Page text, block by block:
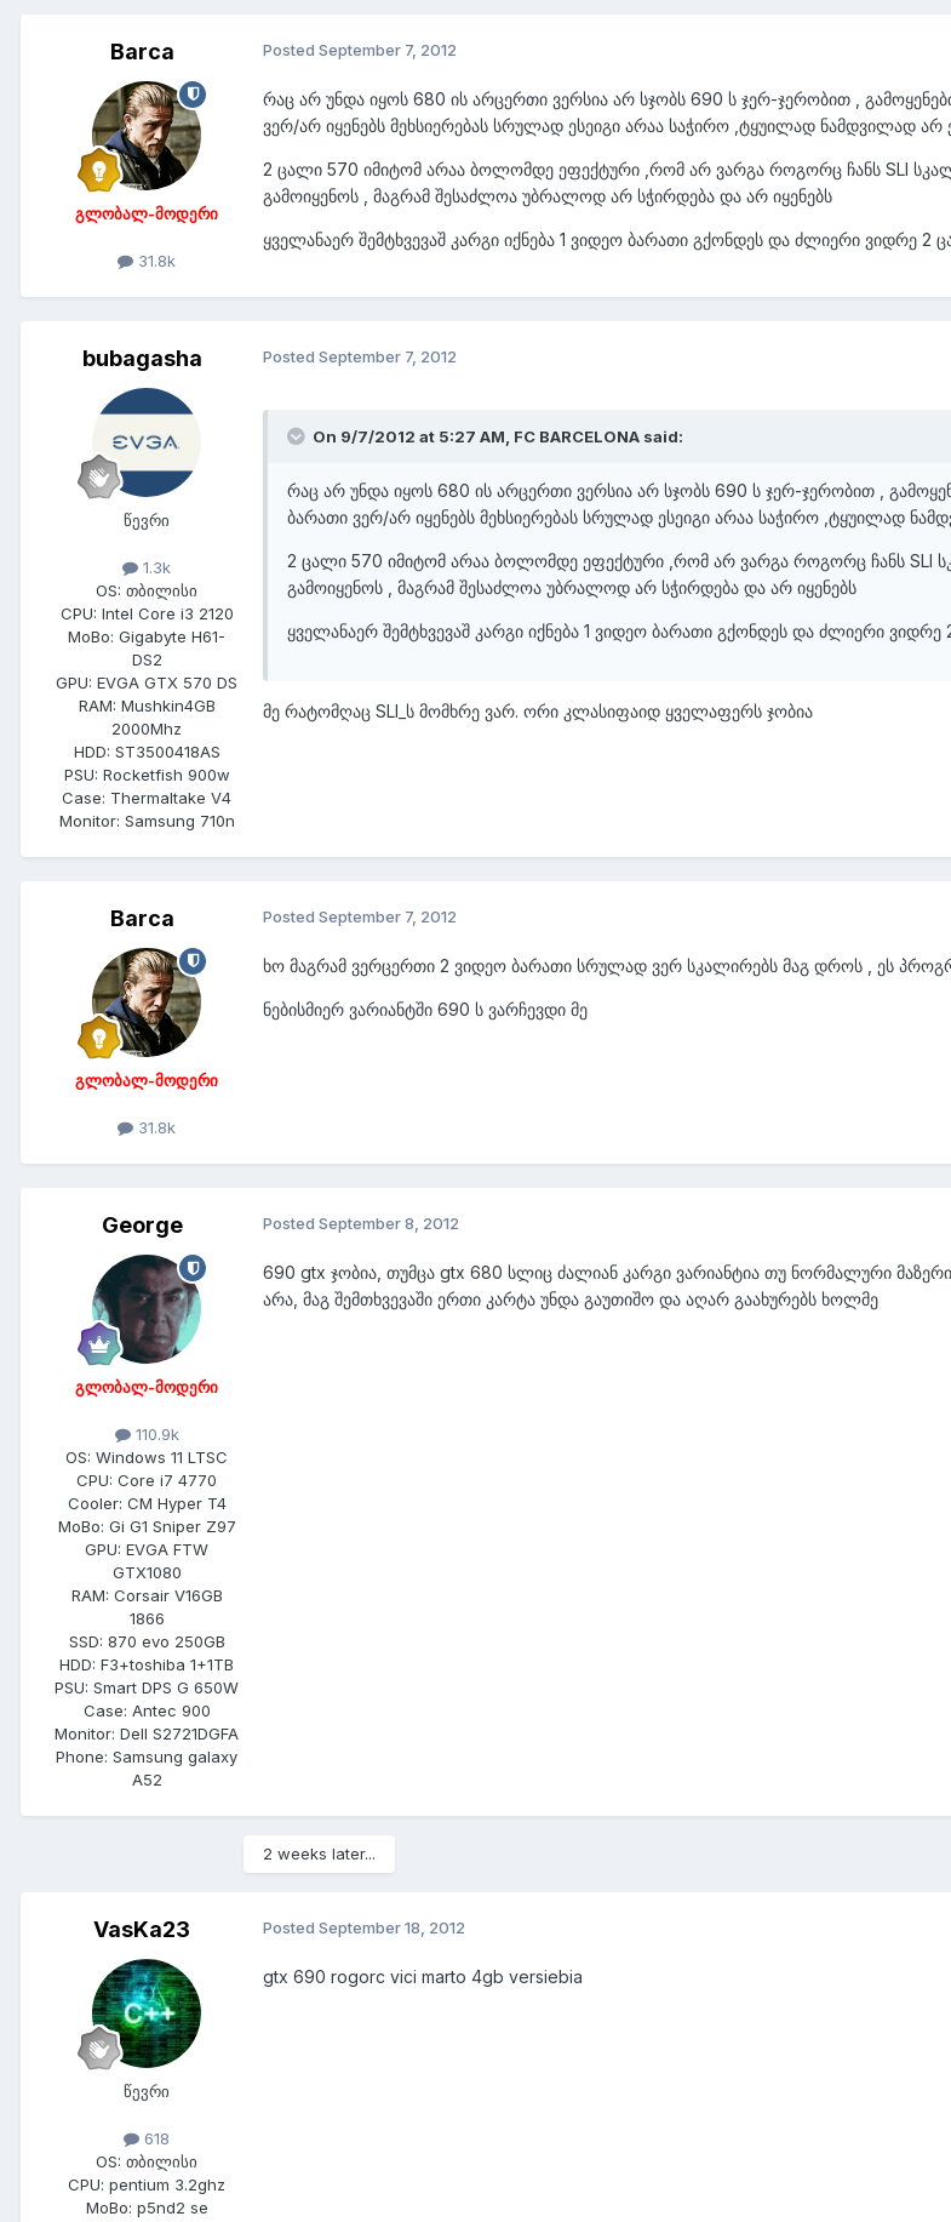
Barca
გლობალ-მოდერი
31.8k
Posted September 7, 2012
რაც არ უნდა იყოს 680 ის არცერთი ვერსია არ სჯობს 690 ს ჯერ-ჯერობით ,
ვერ/არ იყენებს მეხსიერებას სრულად ესეიგი არაა საჭირო ,ტყუილად ნამდვილად არ
2 ცალი 570 იმიტომ არაა ბოლომდე ეფექტური ,რომ არ ვარგა როგორც ჩანს SLI
გამოიყენოს , მაგრამ შესაძლოა უბრალოდ არ სჭირდება და არ იყენებს
ყველანაერ შემტხვევაშ კარგი იქნება 1 ვიდეო ბარათი გქონდეს და ძლიერი ვიდრე 2
bubagasha
წევრი
1.3k
OS: თბილისი
CPU: Intel Core i3 2120
MoBo: Gigabyte H61-
DS2
GPU: EVGA GTX 570 DS
RAM: Mushkin4GB
2000Mhz
HDD: ST3500418AS
PSU: Rocketfish 900w
Case: Thermaltake V4
Monitor: Samsung 710n
Posted September 7, 2012
On 9/7/2012 at 5:27 AM, FC BARCELONA said:
რაც არ უნდა იყოს 680 ის არცერთი ვერსია არ სჯობს 690 ს ჯერ-ჯერობით ,
ბარათი ვერ/არ იყენებს მეხსიერებას სრულად ესეიგი არაა საჭირო ,ტყუილად
2 ცალი 570 იმიტომ არაა ბოლომდე ეფექტური ,რომ არ ვარგა როგორც ჩანს SLI
გამოიყენოს , მაგრამ შესაძლოა უბრალოდ არ სჭირდება და არ იყენებს
ყველანაერ შემტხვევაშ კარგი იქნება 1 ვიდეო ბარათი გქონდეს და ძლიერი ვიდრე
მე რატომღაც SLI_ს მომხრე ვარ. ორი კლასიფაიდ ყველაფერს ჯობია
Barca
გლობალ-მოდერი
31.8k
Posted September 7, 2012
ხო მაგრამ ვერცერთი 2 ვიდეო ბარათი სრულად ვერ სკალირებს მაგ დროს , ეს
ნებისმიერ ვარიანტში 690 ს ვარჩევდი მე
George
გლობალ-მოდერი
110.9k
OS: Windows 11 LTSC
CPU: Core i7 4770
Cooler: CM Hyper T4
MoBo: Gi G1 Sniper Z97
GPU: EVGA FTW
GTX1080
RAM: Corsair V16GB
1866
SSD: 870 evo 250GB
HDD: F3+toshiba 1+1TB
PSU: Smart DPS G 650W
Case: Antec 900
Monitor: Dell S2721DGFA
Phone: Samsung galaxy
A52
Posted September 8, 2012
690 gtx ჯობია, თუმცა gtx 680 სლიც ძალიან კარგი ვარიანტია თუ ნორმალური
არა, მაგ შემთხვევაში ერთი კარტა უნდა გაუთიშო და აღარ გაახურებს ხოლმე
2 weeks later...
VasKa23
წევრი
618
OS: თბილისი
CPU: pentium 3.2ghz
MoBo: p5nd2 se
Posted September 18, 2012
gtx 690 rogorc vici marto 4gb versiebia